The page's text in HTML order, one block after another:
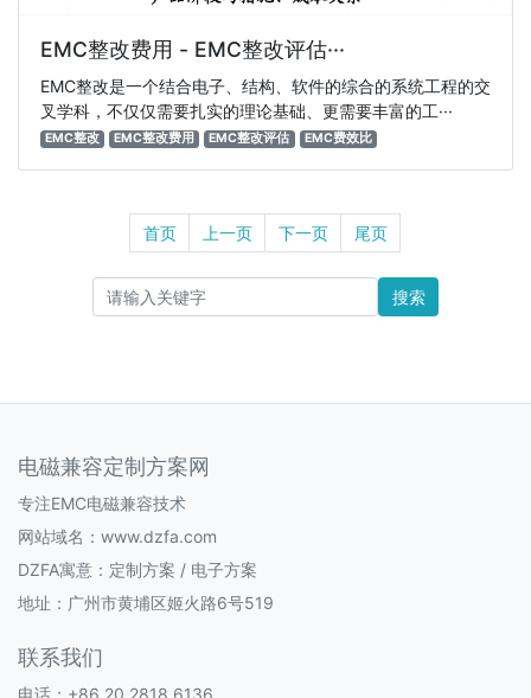
EMC整改费用 - EMC整改评估···
EMC整改是一个结合电子、结构、软件的综合的系统工程的交
叉学科，不仅仅需要扎实的理论基础、更需要丰富的工···
EMC整改 EMC整改费用 EMC整改评估 EMC费效比
首页 上一页 下一页 尾页
搜索
电磁兼容定制方案网
专注EMC电磁兼容技术
网站域名：www.dzfa.com
DZFA寓意：定制方案 / 电子方案
地址：广州市黄埔区姬火路6号519
联系我们